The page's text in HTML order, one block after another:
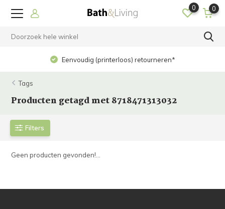
0 0
Eenvoudig (printerloos) retourneren*
Tags
Producten getagd met 8718471313032
Filters
Geen producten gevonden!...